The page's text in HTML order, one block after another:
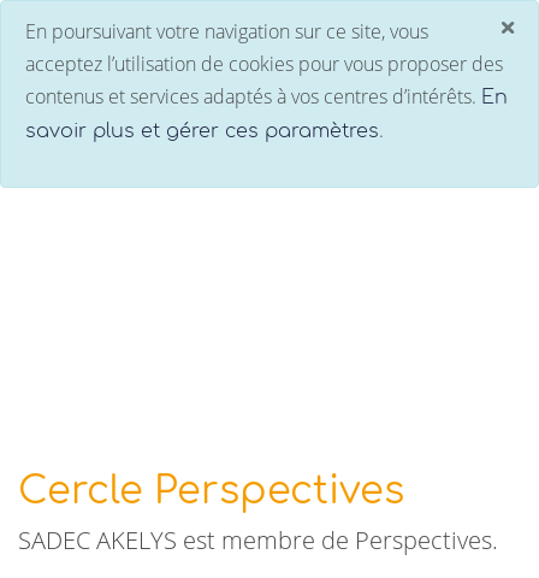
×
En poursuivant votre navigation sur ce site, vous
acceptez l’utilisation de cookies pour vous proposer des
contenus et services adaptés à vos centres d’intérêts. En
savoir plus et gérer ces paramètres.
Cercle Perspectives
SADEC AKELYS est membre de Perspectives.